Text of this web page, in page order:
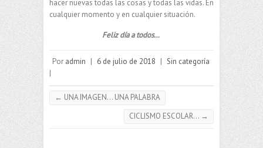
hacer nuevas todas las cosas y todas las vidas. En
cualquier momento y en cualquier situación.
Feliz día a todos…
Por admin | 6 de julio de 2018 | Sin categoría
|
← UNA IMAGEN… UNA PALABRA
CICLISMO ESCOLAR… →